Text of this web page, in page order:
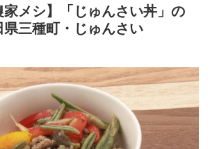
家メシ】「じゅんさい丼」の
三種町・じゅんさい